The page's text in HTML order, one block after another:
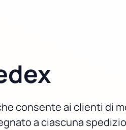
consente ai clienti di
a ciascuna